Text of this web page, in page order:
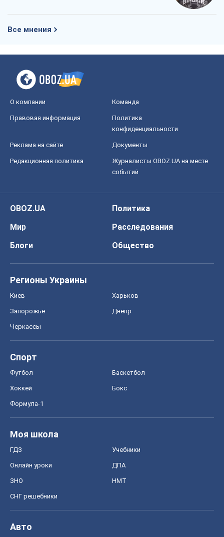
Все мнения
О компании Команда
Правовая информация
Политика
конфиденциальности
Реклама на сайте Документы
Редакционная политика
Журналисты OBOZ.UA на месте
событий
OBOZ.UA
Политика
Мир
Расследования
Блоги
Общество
Регионы Украины
Киев Харьков
Запорожье Днепр
Черкассы
Спорт
Футбол Баскетбол
Хоккей Бокс
Формула-1
Моя школа
ГДЗ Учебники
Онлайн уроки ДПА
ЗНО НМТ
СНГ решебники
Авто